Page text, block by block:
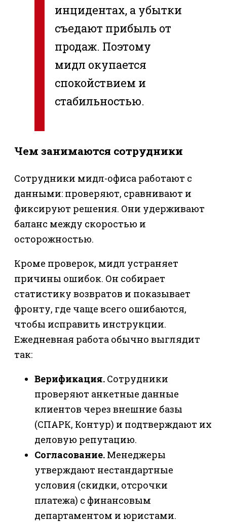
инцидентах, а убытки
съедают прибыль от
продаж. Поэтому
мидл окупается
спокойствием и
стабильностью.
Чем занимаются сотрудники
Сотрудники мидл-офиса работают с
данными: проверяют, сравнивают и
фиксируют решения. Они удерживают
баланс между скоростью и
осторожностью.
Кроме проверок, мидл устраняет
причины ошибок. Он собирает
статистику возвратов и показывает
фронту, где чаще всего ошибаются,
чтобы исправить инструкции.
Ежедневная работа обычно выглядит
так:
Верификация. Сотрудники
проверяют анкетные данные
клиентов через внешние базы
(СПАРК, Контур) и подтверждают их
деловую репутацию.
Согласование. Менеджеры
утверждают нестандартные
условия (скидки, отсрочки
платежа) с финансовым
департаментом и юристами.